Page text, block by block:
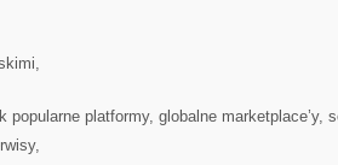
platformy, globalne marketplace’y,